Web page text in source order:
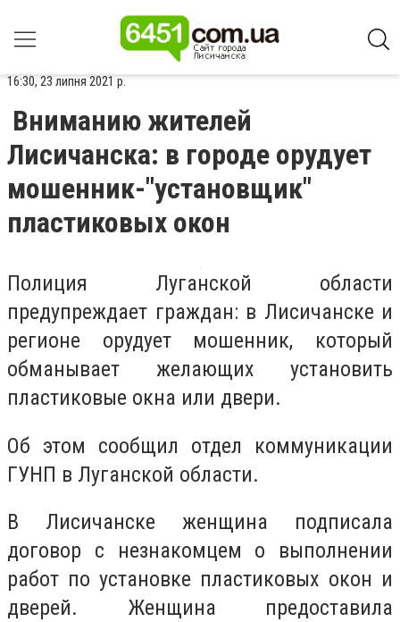
16:30, 23 липня 2021 р.
Вниманию жителей
Лисичанска: в городе орудует
мошенник-"установщик"
пластиковых окон
Полиция Луганской области
предупреждает граждан: в Лисичанске и
регионе орудует мошенник, который
обманывает желающих установить
пластиковые окна или двери.
Об этом сообщил отдел коммуникации
ГУНП в Луганской области.
В Лисичанске женщина подписала
договор с незнакомцем о выполнении
работ по установке пластиковых окон и
дверей. Женщина предоставила